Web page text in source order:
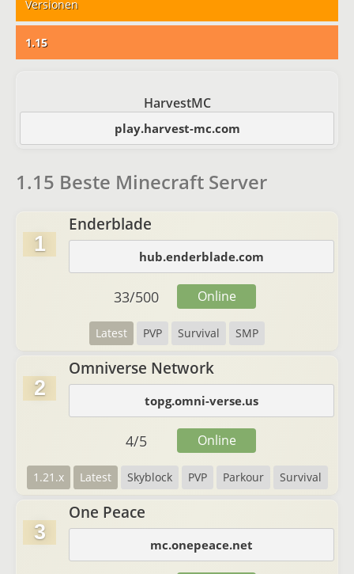
Versionen
1.15
HarvestMC
play.harvest-mc.com
1.15 Beste Minecraft Server
1
Enderblade
hub.enderblade.com
Latest PVP Survival SMP
33/500 Online
2
Omniverse Network
topg.omni-verse.us
1.21.x Latest Skyblock PVP Parkour Survival
4/5 Online
3
One Peace
mc.onepeace.net